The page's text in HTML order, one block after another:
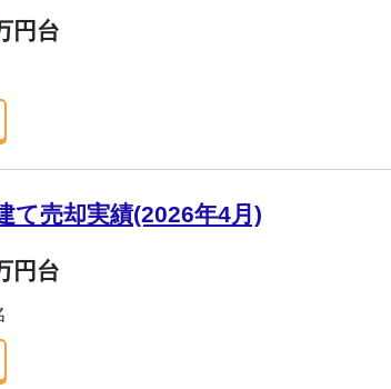
円台
て売却実績(2026年4月)
円台